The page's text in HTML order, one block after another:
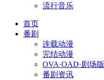
流行音乐
首页
番剧
连载动漫
完结动漫
OVA·OAD·剧场版
番剧资讯